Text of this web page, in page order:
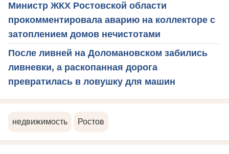
Министр ЖКХ Ростовской области
прокомментировала аварию на коллекторе с
затоплением домов нечистотами
После ливней на Доломановском забились
ливневки, а раскопанная дорога
превратилась в ловушку для машин
недвижимость Ростов